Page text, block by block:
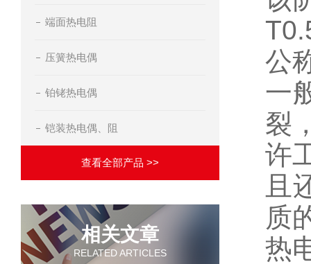
端面热电阻
压簧热电偶
铂铑热电偶
铠装热电偶、阻
查看全部产品 >>
相关文章
RELATED ARTICLES
公
一
裂
许
且
质
热